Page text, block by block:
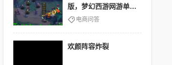
版，梦幻西游网游单机
版 电商问答
欢颜阵容炸裂